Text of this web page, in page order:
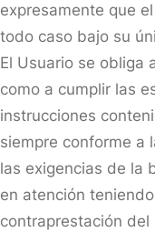
expresamente que
todo caso bajo su
El Usuario se obliga
como a cumplir las
instrucciones
siempre conforme a
las exigencias de la
en atención
contraprestación